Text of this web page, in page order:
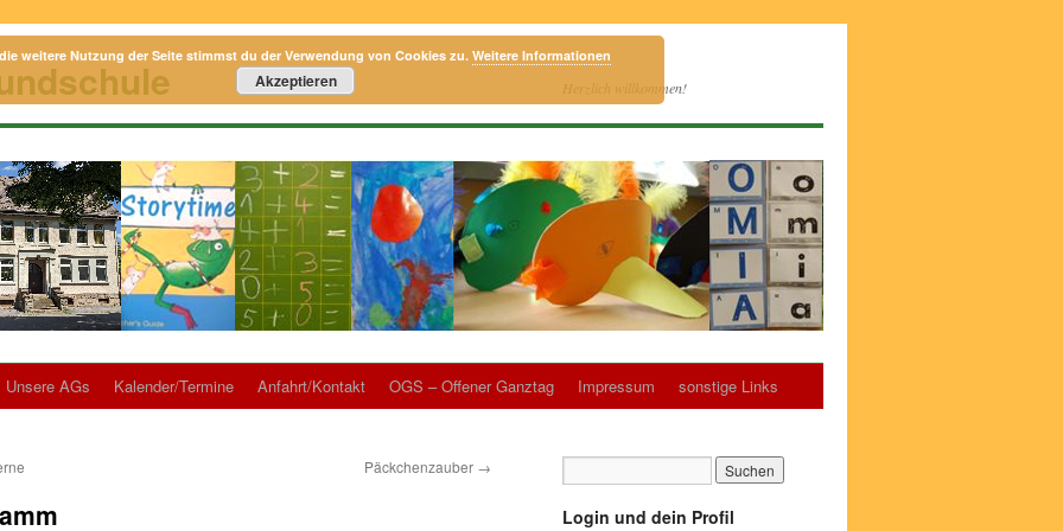
Herzlich willkommen!
Unsere AGs Kalender/Termine Anfahrt/Kontakt OGS – Offener Ganztag Impressum sonstige Links
Päckchenzauber →
Login und dein Profil
weitere Nutzung der Seite stimmst du der Verwendung von Cookies zu. Weitere Informationen
Akzeptieren